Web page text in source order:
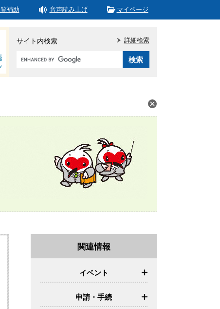
補助 音声読み上げ マイページ
サイト内検索
Google
索
詳細検索
関連情報
イベント
申請・手続